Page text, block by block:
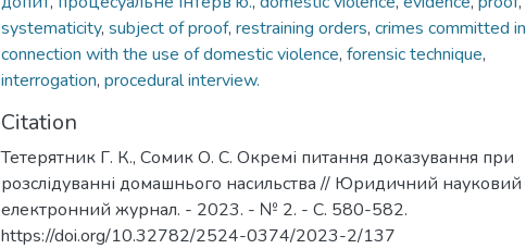
systematicity, subject of proof, restraining orders, crimes committed in
connection with the use of domestic violence, forensic technique,
interrogation, procedural interview.
Citation
Тетерятник Г. К., Сомик О. С. Окремі питання доказування при
розслідуванні домашнього насильства // Юридичний науковий
електронний журнал. - 2023. - № 2. - С. 580-582.
https://doi.org/10.32782/2524-0374/2023-2/137